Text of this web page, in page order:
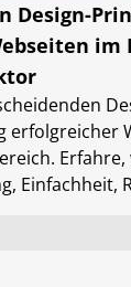
Design-
im
erfolgreicher
Erfahre,
Einfachheit,